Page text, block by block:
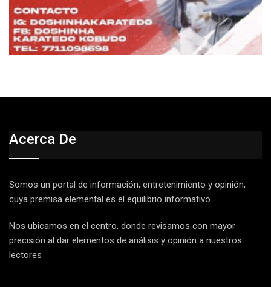
Acerca De
Somos un portal de información, entretenimiento y opinión,
cuya premisa elemental es el equilibrio informativo.
Nos ubicamos en el centro, donde revisamos con mayor
precisión al dar elementos de análisis y opinión a nuestros
lectores